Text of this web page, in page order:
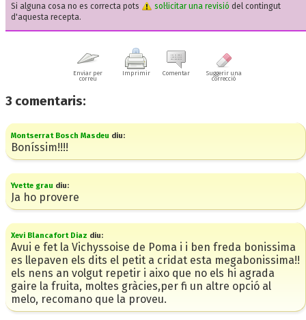
Si alguna cosa no es correcta pots
sol·licitar una revisió del contingut
d'aquesta recepta.
Enviar per
correu
Imprimir Comentar
Suggerir una
correcció
3 comentaris:
Montserrat Bosch Masdeu diu:
Boníssim!!!!
Yvette grau diu:
Ja ho provere
Xevi Blancafort Diaz diu:
Avui e fet la Vichyssoise de Poma i i ben freda bonissima
es llepaven els dits el petit a cridat esta megabonissima!!
els nens an volgut repetir i aixo que no els hi agrada
gaire la fruita, moltes gràcies,per fi un altre opció al
melo, recomano que la proveu.